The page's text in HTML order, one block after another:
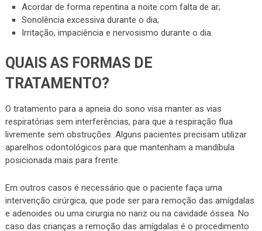
Acordar de forma repentina a noite com falta de ar;
Sonolência excessiva durante o dia;
Irritação, impaciência e nervosismo durante o dia.
QUAIS AS FORMAS DE
TRATAMENTO?
O tratamento para a apneia do sono visa manter as vias
respiratórias sem interferências, para que a respiração flua
livremente sem obstruções. Alguns pacientes precisam utilizar
aparelhos odontológicos para que mantenham a mandíbula
posicionada mais para frente.
Em outros casos é necessário que o paciente faça uma
intervenção cirúrgica, que pode ser para remoção das amígdalas
e adenoides ou uma cirurgia no nariz ou na cavidade óssea. No
caso das crianças a remoção das amígdalas é o procedimento